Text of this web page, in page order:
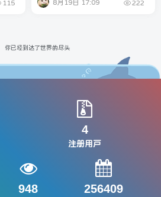
115 8月19日 17:09 222
你已经到达了世界的尽头
4
注册用户
948 256409